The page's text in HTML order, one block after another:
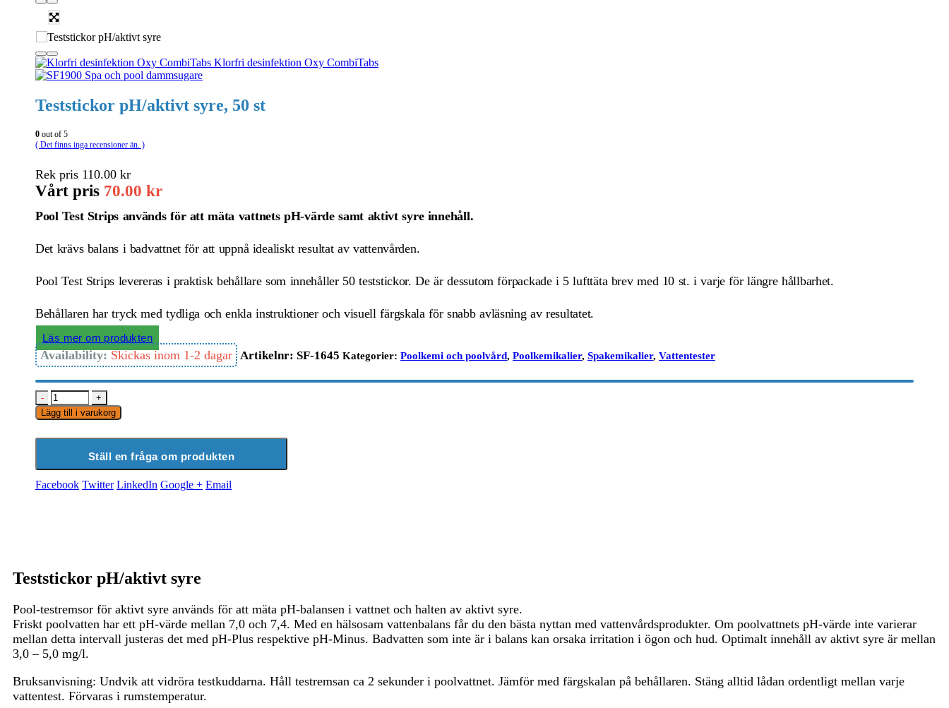
Klorfri desinfektion Oxy CombiTabs
Spa och pool dammsugare
Teststickor pH/aktivt syre, 50 st
0 out of 5
( Det finns inga recensioner än. )
Rek pris 110.00 kr
Vårt pris 70.00 kr
Pool Test Strips används för att mäta vattnets pH-värde samt aktivt syre innehåll.
Det krävs balans i badvattnet för att uppnå idealiskt resultat av vattenvården.
Pool Test Strips levereras i praktisk behållare som innehåller 50 teststickor. De är dessutom förpackade i 5 lufttäta brev med 10 st. i varje för längre hållbarhet.
Behållaren har tryck med tydliga och enkla instruktioner och visuell färgskala för snabb avläsning av resultatet.
Läs mer om produkten
Availability: Skickas inom 1-2 dagar Artikelnr: SF-1645 Kategorier: Poolkemi och poolvård, Poolkemikalier, Spakemikalier, Vattentester
-
+
Lägg till i varukorg
Ställ en fråga om produkten
Facebook Twitter LinkedIn Google + Email
Teststickor pH/aktivt syre
Pool-testremsor för aktivt syre används för att mäta pH-balansen i vattnet och halten av aktivt syre.
Friskt poolvatten har ett pH-värde mellan 7,0 och 7,4. Med en hälsosam vattenbalans får du den bästa nyttan med vattenvårdsprodukter. Om poolvattnets pH-värde inte varierar
mellan detta intervall justeras det med pH-Plus respektive pH-Minus. Badvatten som inte är i balans kan orsaka irritation i ögon och hud. Optimalt innehåll av aktivt syre är mellan
3,0 – 5,0 mg/l.
Bruksanvisning: Undvik att vidröra testkuddarna. Håll testremsan ca 2 sekunder i poolvattnet. Jämför med färgskalan på behållaren. Stäng alltid lådan ordentligt mellan varje
vattentest. Förvaras i rumstemperatur.